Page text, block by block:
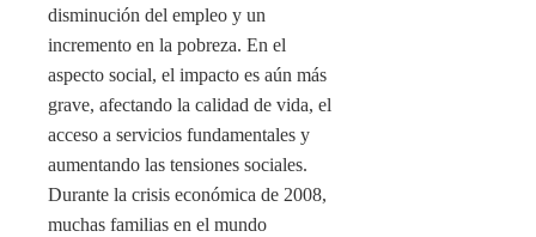
disminución del empleo y un
incremento en la pobreza. En el
aspecto social, el impacto es aún más
grave, afectando la calidad de vida, el
acceso a servicios fundamentales y
aumentando las tensiones sociales.
Durante la crisis económica de 2008,
muchas familias en el mundo